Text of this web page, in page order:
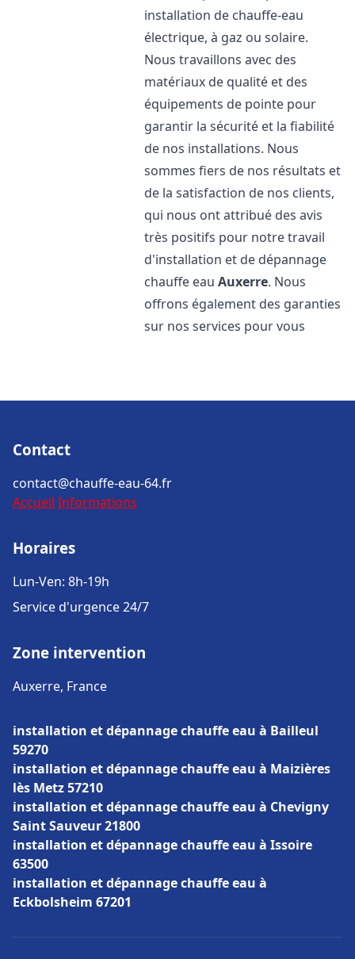
installation de chauffe-eau
électrique, à gaz ou solaire.
Nous travaillons avec des
matériaux de qualité et des
équipements de pointe pour
garantir la sécurité et la fiabilité
de nos installations. Nous
sommes fiers de nos résultats et
de la satisfaction de nos clients,
qui nous ont attribué des avis
très positifs pour notre travail
d'installation et de dépannage
chauffe eauAuxerre. Nous
offrons également des garanties
sur nos services pour vous
Contact
contact@chauffe-eau-64.fr
Accueil Informations
Horaires
Lun-Ven: 8h-19h
Service d'urgence 24/7
Zone intervention
Auxerre, France
installation et dépannage chauffe eau à Bailleul
59270
installation et dépannage chauffe eau à Maizières
lès Metz 57210
installation et dépannage chauffe eau à Chevigny
Saint Sauveur 21800
installation et dépannage chauffe eau à Issoire
63500
installation et dépannage chauffe eau à
Eckbolsheim 67201